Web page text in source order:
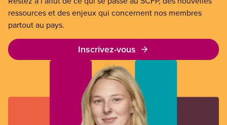
ressources et des enjeux qui concernent nos membres
partout au pays.
Inscrivez-vous